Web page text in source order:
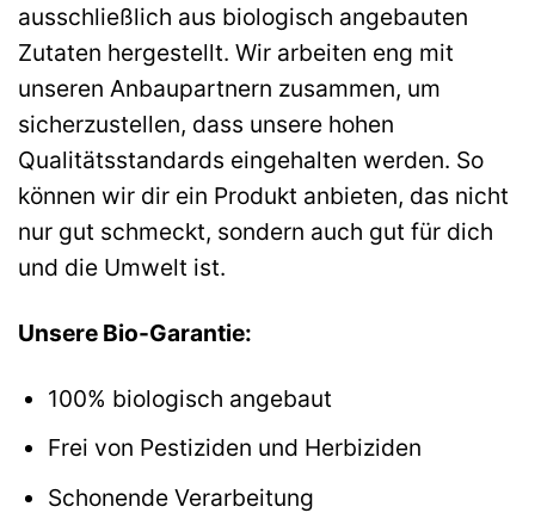
ausschließlich aus biologisch angebauten
Zutaten hergestellt. Wir arbeiten eng mit
unseren Anbaupartnern zusammen, um
sicherzustellen, dass unsere hohen
Qualitätsstandards eingehalten werden. So
können wir dir ein Produkt anbieten, das nicht
nur gut schmeckt, sondern auch gut für dich
und die Umwelt ist.
Unsere Bio-Garantie:
100% biologisch angebaut
Frei von Pestiziden und Herbiziden
Schonende Verarbeitung